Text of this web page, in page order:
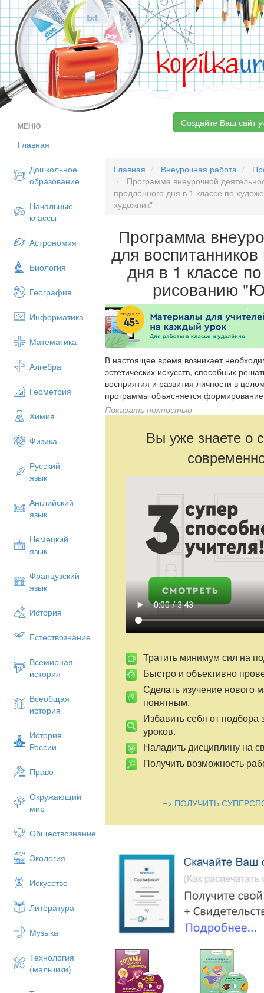
kopilka
МЕНЮ
Главная
Дошкольное
образование
Начальные
классы
Астрономия
Биология
География
Информатика
Математика
Алгебра
Геометрия
Химия
Физика
Русский
язык
Английский
язык
Немецкий
язык
Французский
язык
История
Естествознание
Всемирная
история
Всеобщая
история
История
России
Право
Окружающий
мир
Обществознание
Экология
Искусство
Литература
Музыка
Технология
(мальчики)
Создайте Ваш сайт
Главная Внеурочная работа
Программа внеурочной
продлённого дня в 1 классе по
художник"
Программа
для
дня в 1 классе
рисованию
В настоящее время возникает
эстетических искусств, способных
восприятия и развития личности в
программы объясняется
мастерство. Целый ряд специальных
домысливание, фантазирование
направлена на то, чтобы через труд и
Показать полностью
Вы уже знаете о
Тратить минимум сил на
Быстро и объективно
Сделать изучение нового
понятным.
Избавить себя от подбора
уроков.
Наладить дисциплину на
Получить возможность
=> ПОЛУЧИТЬ